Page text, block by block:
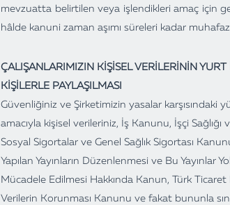
mevzuatta belirtilen veya işlendikleri amaç için
hâlde kanuni zaman aşımı süreleri kadar
ÇALIŞANLARIMIZIN KİŞİSEL VERİLERİNİN
KİŞİLERLE PAYLAŞILMASI
Güvenliğiniz ve Şirketimizin yasalar karşısındaki
amacıyla kişisel verileriniz, İş Kanunu, İşçi
Sosyal Sigortalar ve Genel Sağlık Sigortası
Yapılan Yayınların Düzenlenmesi ve Bu Yayınlar
Mücadele Edilmesi Hakkında Kanun, Türk Ticaret
Verilerin Korunması Kanunu ve fakat bununla